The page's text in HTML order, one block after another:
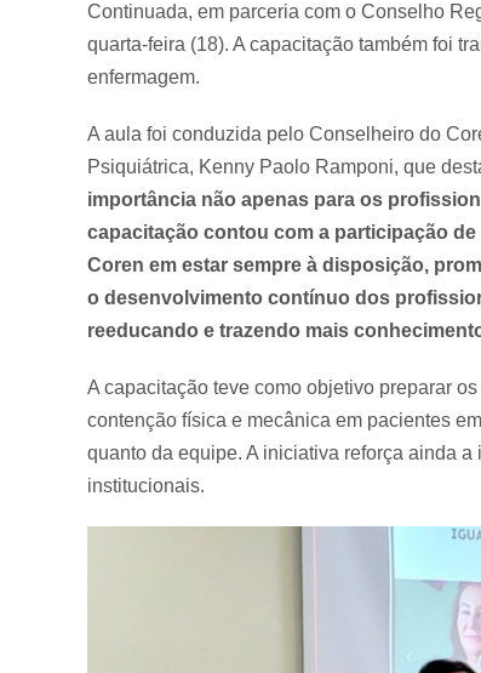
Continuada, em parceria com o Conselho
quarta-feira (18). A capacitação também foi
enfermagem.
A aula foi conduzida pelo Conselheiro do
Psiquiátrica, Kenny Paolo Ramponi, que
importância não apenas para os
capacitação contou com a participação
Coren em estar sempre à disposição,
o desenvolvimento contínuo dos
reeducando e trazendo mais
A capacitação teve como objetivo preparar
contenção física e mecânica em pacientes
quanto da equipe. A iniciativa reforça ainda
institucionais.